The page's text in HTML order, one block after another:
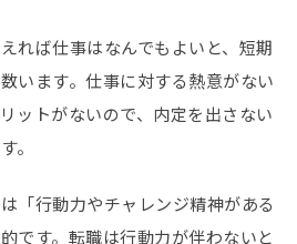
れば仕事はなんでもよいと、短期
います。仕事に対する熱意がない
ットがないので、内定を出さない
。
「行動力やチャレンジ精神がある
です。転職は行動力が伴わないと